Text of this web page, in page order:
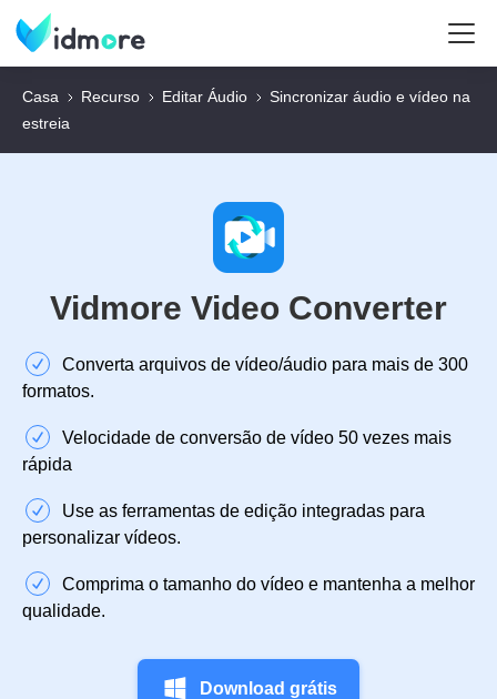
Casa Recurso Editar Áudio
Sincronizar áudio e vídeo na
estreia
Vidmore Video Converter
Converta arquivos de vídeo/áudio para mais de 300
formatos.
Velocidade de conversão de vídeo 50 vezes mais
rápida
Use as ferramentas de edição integradas para
personalizar vídeos.
Comprima o tamanho do vídeo e mantenha a melhor
qualidade.
Download grátis